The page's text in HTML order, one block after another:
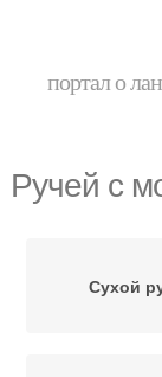
портал о
Ручей с
Сухой